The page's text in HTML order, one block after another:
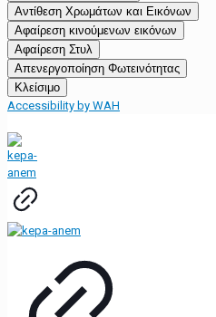
Αντίθεση Χρωμάτων και Εικόνων
Αφαίρεση κινούμενων εικόνων
Αφαίρεση Στυλ
Απενεργοποίηση Φωτεινότητας
Κλείσιμο
Accessibility by WAH